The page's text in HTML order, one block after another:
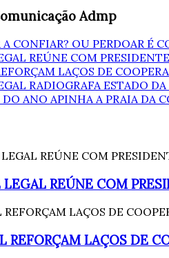
Admp
A CONFIAR? OU PERDOAR É
REÚNE COM
LAÇOS DE
RADIOGRAFA ESTADO
ANO APINHA A PRAIA DA
LEGAL REÚNE COM
REFORÇAM LAÇOS DE